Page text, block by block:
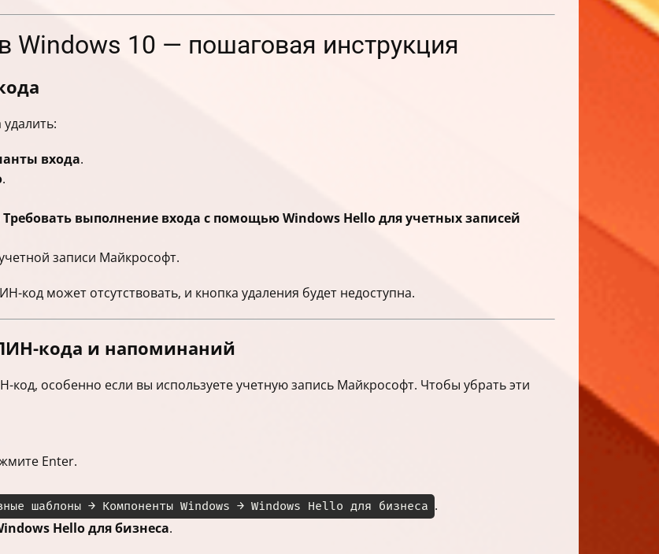
Windows 10 — пошаговая инструкция
входа.
.
Требовать выполнение входа с помощью Windows Hello для учетных записей
записи Майкрософт.
код может отсутствовать, и кнопка удаления будет недоступна.
кода и напоминаний
код, особенно если вы используете учетную запись Майкрософт. Чтобы убрать эти
Enter.
шаблоны → Компоненты Windows → Windows Hello для бизнеса .
Hello для бизнеса.